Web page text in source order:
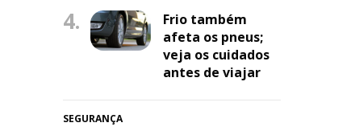
4.
Frio também
afeta os pneus;
veja os cuidados
antes de viajar
SEGURANÇA